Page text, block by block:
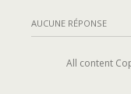
AUCUNE RÉPONSE
All content